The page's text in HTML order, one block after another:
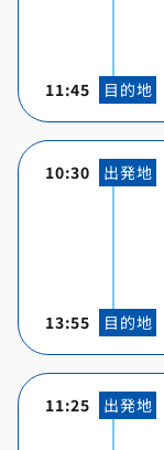
11:45 目的地
10:30
13:55
出発地
目的地
11:25 出発地